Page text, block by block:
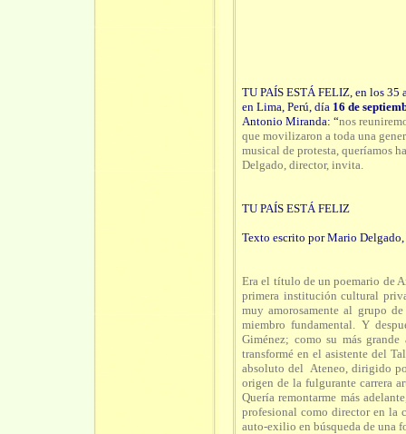
TU PAÍS ESTÁ FELIZ, en los
en Lima, Perú, día 16 de
Antonio Miranda: “nos
que movilizaron a toda una
musical de protesta, queríamos
Delgado, director, invita.
TU PAÍS ESTÁ FELIZ
Texto escrito por Mario
Era el título de un poemario de
primera institución cultural
muy amorosamente al grupo
miembro fundamental. Y
Giménez; como su más
transformé en el asistente del
absoluto del Ateneo, dirigido
origen de la fulgurante carrera
Quería remontarme más
profesional como director en la
auto-exilio en búsqueda de una